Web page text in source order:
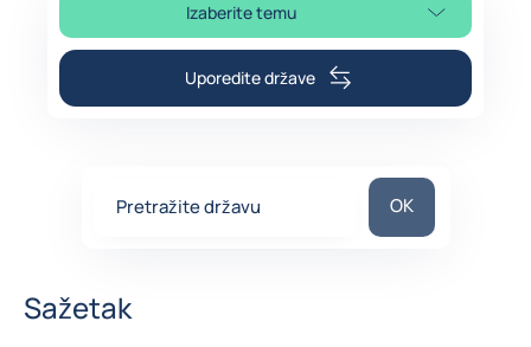
Izaberite temu
Izaberite poglavlje stranice
Uporedite države
Pretražite državu Pretražite
OK
Sažetak